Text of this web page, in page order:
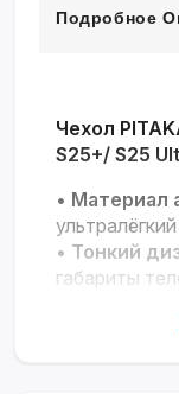
Подробное
Чехол
S25+/ S25
• Материал
• Тонкий
габариты